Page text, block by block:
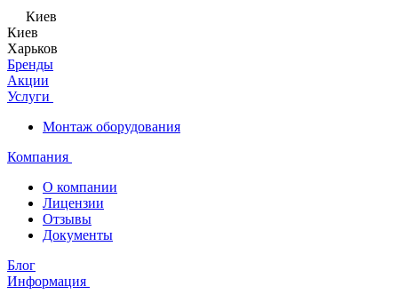
Киев
Киев
Харьков
Бренды
Акции
Услуги
Монтаж оборудования
Компания
О компании
Лицензии
Отзывы
Документы
Блог
Информация